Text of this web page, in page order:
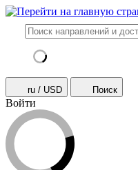
ru / USD Поиск
Войти